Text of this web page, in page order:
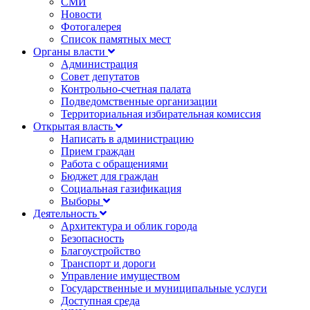
Новости
Фотогалерея
Список памятных мест
Органы власти
Администрация
Совет депутатов
Контрольно-счетная палата
Подведомственные организации
Территориальная избирательная комиссия
Открытая власть
Написать в администрацию
Прием граждан
Работа с обращениями
Бюджет для граждан
Социальная газификация
Выборы
Деятельность
Архитектура и облик города
Безопасность
Благоустройство
Транспорт и дороги
Управление имуществом
Государственные и муниципальные услуги
Доступная среда